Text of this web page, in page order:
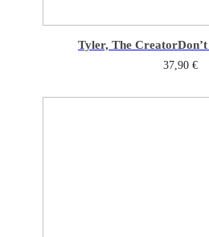
Tyler, The Creator
37,90 €